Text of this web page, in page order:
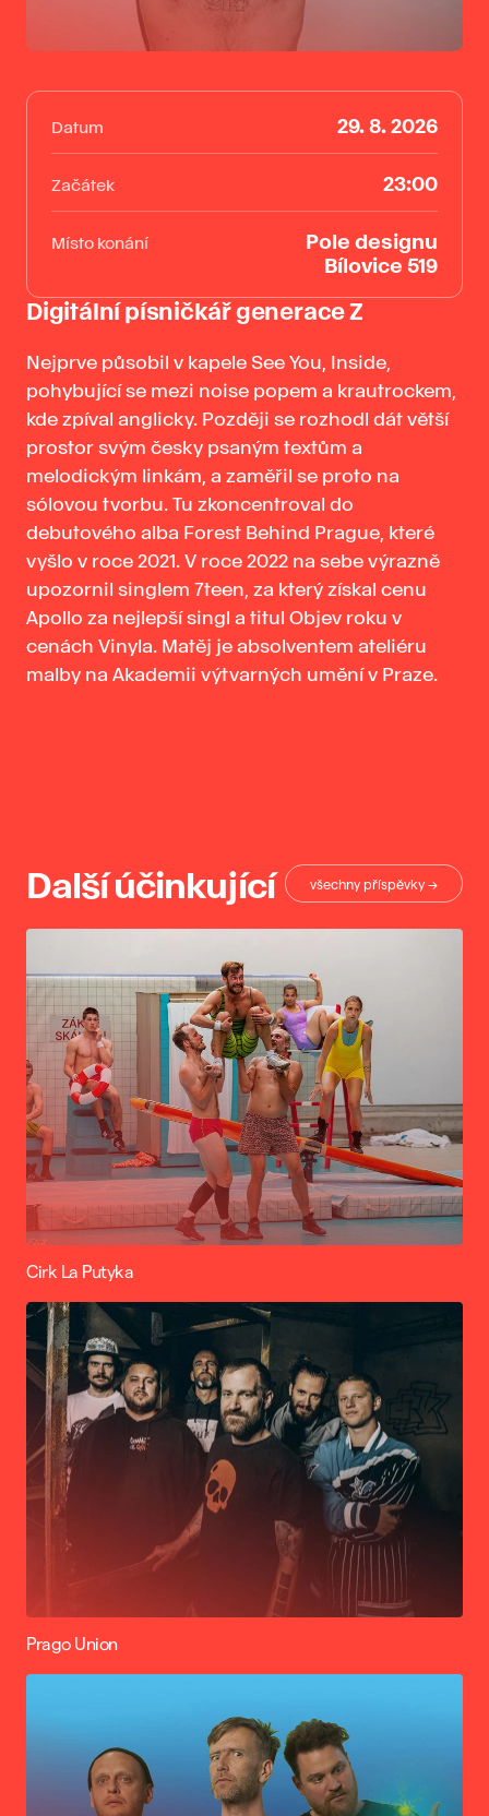
Datum 29. 8. 2026
Začátek 23:00
Místo konání
Pole designu
Bílovice 519
Digitální písničkář generace Z
Nejprve působil v kapele See You, Inside,
pohybující se mezi noise popem a krautrockem,
kde zpíval anglicky. Později se rozhodl dát větší
prostor svým česky psaným textům a
melodickým linkám, a zaměřil se proto na
sólovou tvorbu. Tu zkoncentroval do
debutového alba Forest Behind Prague, které
vyšlo v roce 2021. V roce 2022 na sebe výrazně
upozornil singlem 7teen, za který získal cenu
Apollo za nejlepší singl a titul Objev roku v
cenách Vinyla. Matěj je absolventem ateliéru
malby na Akademii výtvarných umění v Praze.
Další účinkující všechny příspěvky →
Cirk La Putyka
Prago Union